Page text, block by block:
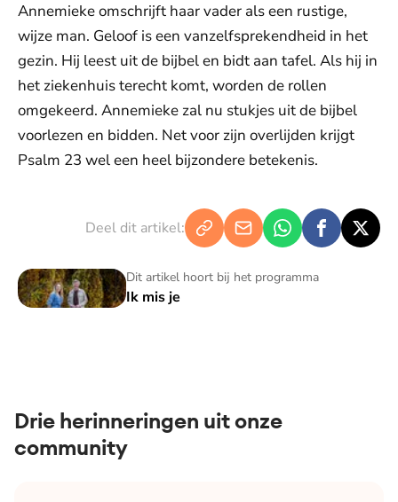
Annemieke omschrijft haar vader als een rustige,
wijze man. Geloof is een vanzelfsprekendheid in het
gezin. Hij leest uit de bijbel en bidt aan tafel. Als hij in
het ziekenhuis terecht komt, worden de rollen
omgekeerd. Annemieke zal nu stukjes uit de bijbel
voorlezen en bidden. Net voor zijn overlijden krijgt
Psalm 23 wel een heel bijzondere betekenis.
Deel dit artikel:
Dit artikel hoort bij het programma
Ik mis je
Ik mis je
Drie herinneringen uit onze
community